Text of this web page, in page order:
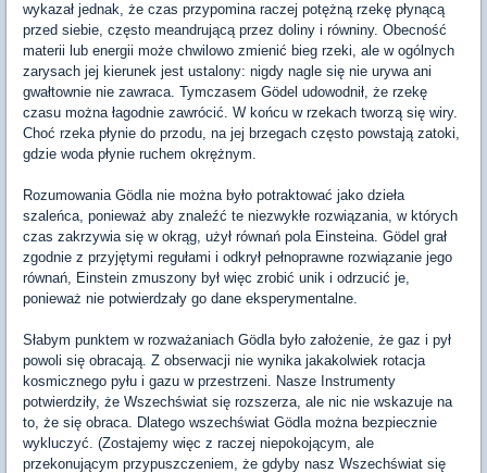
wykazał jednak, że czas przypomina raczej potężną rzekę płynącą
przed siebie, często meandrującą przez doliny i równiny. Obecność
materii lub energii może chwilowo zmienić bieg rzeki, ale w ogólnych
zarysach jej kierunek jest ustalony: nigdy nagle się nie urywa ani
gwałtownie nie zawraca. Tymczasem Gödel udowodnił, że rzekę
czasu można łagodnie zawrócić. W końcu w rzekach tworzą się wiry.
Choć rzeka płynie do przodu, na jej brzegach często powstają zatoki,
gdzie woda płynie ruchem okrężnym.
Rozumowania Gödla nie można było potraktować jako dzieła
szaleńca, ponieważ aby znaleźć te niezwykłe rozwiązania, w których
czas zakrzywia się w okrąg, użył równań pola Einsteina. Gödel grał
zgodnie z przyjętymi regułami i odkrył pełnoprawne rozwiązanie jego
równań, Einstein zmuszony był więc zrobić unik i odrzucić je,
ponieważ nie potwierdzały go dane eksperymentalne.
Słabym punktem w rozważaniach Gödla było założenie, że gaz i pył
powoli się obracają. Z obserwacji nie wynika jakakolwiek rotacja
kosmicznego pyłu i gazu w przestrzeni. Nasze Instrumenty
potwierdziły, że Wszechświat się rozszerza, ale nic nie wskazuje na
to, że się obraca. Dlatego wszechświat Gödla można bezpiecznie
wykluczyć. (Zostajemy więc z raczej niepokojącym, ale
przekonującym przypuszczeniem, że gdyby nasz Wszechświat się